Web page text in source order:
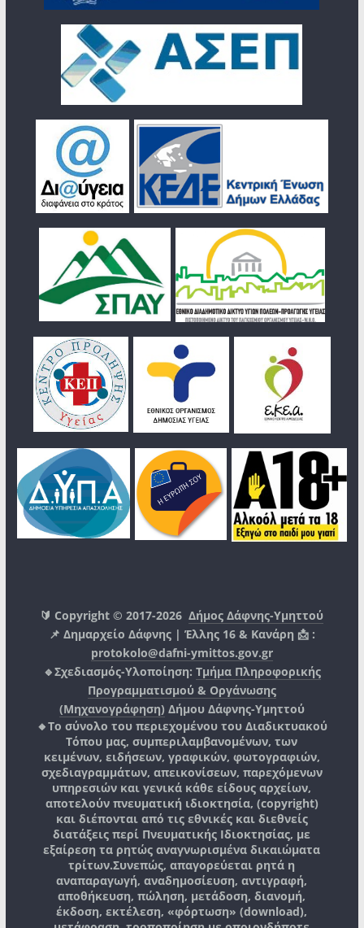
🔰 Copyright © 2017-2026Δήμος Δάφνης-Υμηττού
📌 Δημαρχείο Δάφνης | Έλλης 16 & Κανάρη 📩 :
protokolo@dafni-ymittos.gov.gr
🔹Σχεδιασμός-Υλοποίηση: Τμήμα Πληροφορικής
Προγραμματισμού & Οργάνωσης
(Μηχανογράφηση) Δήμου Δάφνης-Υμηττού
🔸Το σύνολο του περιεχομένου του Διαδικτυακού
Τόπου μας, συμπεριλαμβανομένων, των
κειμένων, ειδήσεων, γραφικών, φωτογραφιών,
σχεδιαγραμμάτων, απεικονίσεων, παρεχόμενων
υπηρεσιών και γενικά κάθε είδους αρχείων,
αποτελούν πνευματική ιδιοκτησία, (copyright)
και διέπονται από τις εθνικές και διεθνείς
διατάξεις περί Πνευματικής Ιδιοκτησίας, με
εξαίρεση τα ρητώς αναγνωρισμένα δικαιώματα
τρίτων.Συνεπώς, απαγορεύεται ρητά η
αναπαραγωγή, αναδημοσίευση, αντιγραφή,
αποθήκευση, πώληση, μετάδοση, διανομή,
έκδοση, εκτέλεση, «φόρτωση» (download),